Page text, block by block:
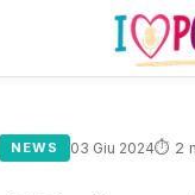
NEWS 03 Giu 2024⏱ 2